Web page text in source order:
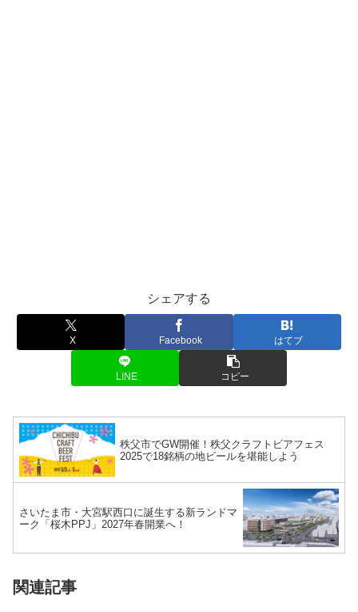
シェアする
X Facebook はてブ
LINE コピー
秩父市でGW開催！秩父クラフトビアフェス
2025で18銘柄の地ビールを堪能しよう
さいたま市・大宮駅西口に誕生する新ランドマ
ーク「桜木PPJ」2027年春開業へ！
関連記事